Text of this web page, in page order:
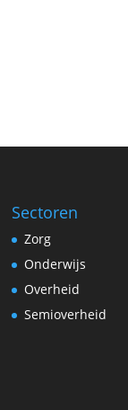
Sectoren
Zorg
Onderwijs
Overheid
Semioverheid